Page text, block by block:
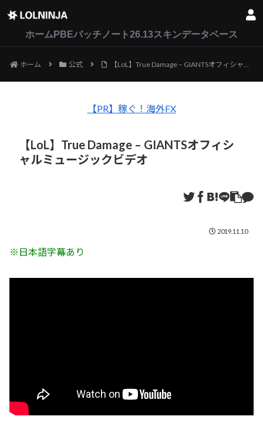
ホーム PBEパッチノート26.13スキンデータベース
ホーム 公式 【LoL】True Damage – GIANTSオフィシャルミュージックビデオ
【PR】稼ぐ！海外FX
【LoL】True Damage – GIANTSオフィシ
ャルミュージックビデオ
2019.11.10
※日本語字幕あり